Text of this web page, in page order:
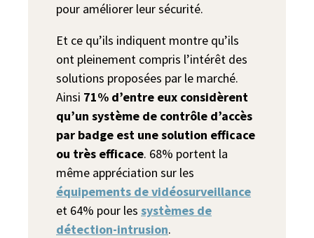
pour améliorer leur sécurité.
Et ce qu’ils indiquent montre qu’ils
ont pleinement compris l’intérêt des
solutions proposées par le marché.
Ainsi 71% d’entre eux considèrent
qu’un système de contrôle d’accès
par badge est une solution efficace
ou très efficace. 68% portent la
même appréciation sur les
équipements de vidéosurveillance
et 64% pour les systèmes de
détection-intrusion.